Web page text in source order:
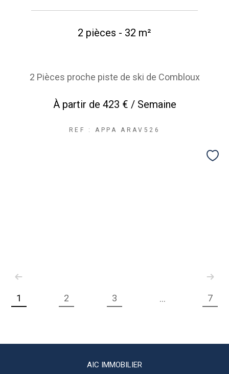
2 pièces - 32 m²
2 Pièces proche piste de ski de Combloux
À partir de 423 € / Semaine
REF : APPA ARAV526
1 2 3 ... 7
AIC IMMOBILIER